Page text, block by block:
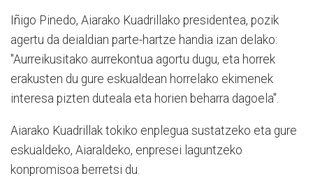
Iñigo Pinedo, Aiarako Kuadrillako presidentea, pozik
agertu da deialdian parte-hartze handia izan delako:
"Aurreikusitako aurrekontua agortu dugu, eta horrek
erakusten du gure eskualdean horrelako ekimenek
interesa pizten duteala eta horien beharra dagoela".
Aiarako Kuadrillak tokiko enplegua sustatzeko eta gure
eskualdeko, Aiaraldeko, enpresei laguntzeko
konpromisoa berretsi du.